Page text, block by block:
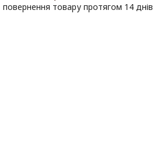
повернення товару протягом 14 днів